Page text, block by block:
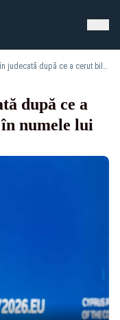
Impostor trimis în judecată după ce a cerut bilete la festivaluri în numele lui Nicușor Dan
după ce a
numele lui